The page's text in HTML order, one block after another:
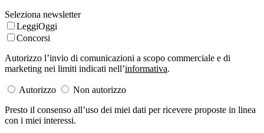
Seleziona newsletter
LeggiOggi
Concorsi
Autorizzo l’invio di comunicazioni a scopo commerciale e di
marketing nei limiti indicati nell’informativa.
Autorizzo
Non autorizzo
Presto il consenso all’uso dei miei dati per ricevere proposte in linea
con i miei interessi.